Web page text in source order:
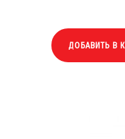
ДОБАВИТЬ В